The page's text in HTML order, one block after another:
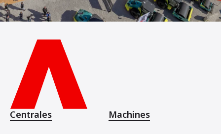
Centrales Machines